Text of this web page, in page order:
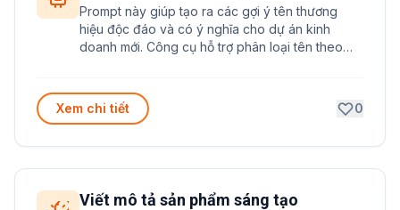
Prompt này giúp tạo ra các gợi ý tên thương
hiệu độc đáo và có ý nghĩa cho dự án kinh
doanh mới. Công cụ hỗ trợ phân loại tên theo
Xem chi tiết
0
Viết mô tả sản phẩm sáng tạo